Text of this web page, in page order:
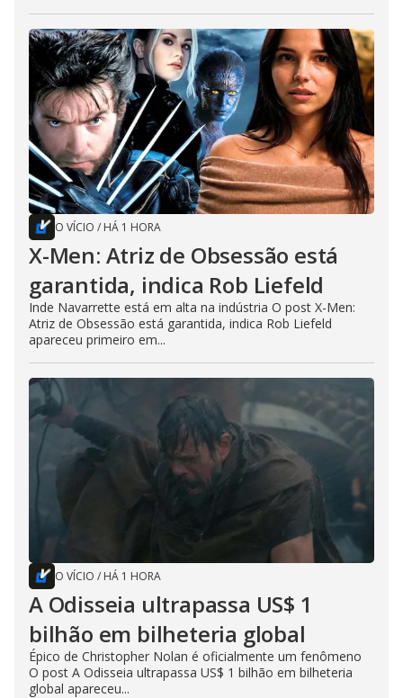
O VÍCIO / HÁ 1 HORA
X-Men: Atriz de Obsessão está
garantida, indica Rob Liefeld
Inde Navarrette está em alta na indústria O post X-Men:
Atriz de Obsessão está garantida, indica Rob Liefeld
apareceu primeiro em...
O VÍCIO / HÁ 1 HORA
A Odisseia ultrapassa US$ 1
bilhão em bilheteria global
Épico de Christopher Nolan é oficialmente um fenômeno
O post A Odisseia ultrapassa US$ 1 bilhão em bilheteria
global apareceu...